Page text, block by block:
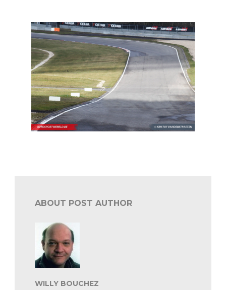
ABOUT POST AUTHOR
WILLY BOUCHEZ